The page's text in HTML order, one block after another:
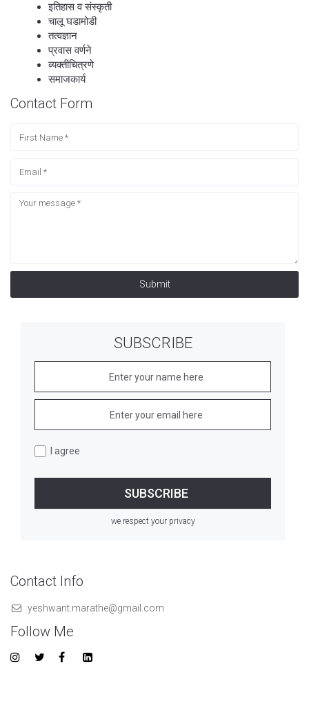
इतिहास व संस्कृती
चालू घडामोडी
तत्वज्ञान
प्रवास वर्णने
व्यक्तीचित्रणे
समाजकार्य
Contact Form
Submit
SUBSCRIBE
I agree
we respect your privacy
Contact Info
yeshwant.marathe@gmail.com
Follow Me